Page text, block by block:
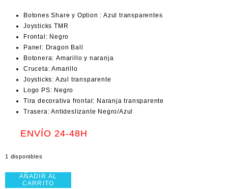
Botones Share y Option : Azul transparentes
Joysticks TMR
Frontal: Negro
Panel: Dragon Ball
Botonera: Amarillo y naranja
Cruceta: Amarillo
Joysticks: Azul transparente
Logo PS: Negro
Tira decorativa frontal: Naranja transparente
Trasera: Antideslizante Negro/Azul
ENVÍO 24-48H
1 disponibles
Mando
PS5
AÑADIR AL
CARRITO